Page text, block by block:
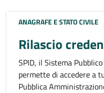
ANAGRAFE E STATO CIVILE
Rilascio
SPID, il Sistema
permette di accedere a
Pubblica